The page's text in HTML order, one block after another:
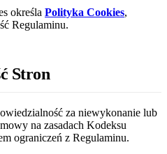
określa Polityka Cookies,
Regulaminu.
Stron
za niewykonanie lub
na zasadach Kodeksu
ograniczeń z Regulaminu.